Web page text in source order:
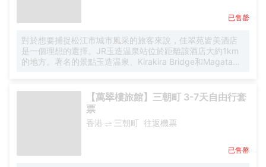
酒店配備有會議廳，可供旅客使用。外國旅客可以通過多國
語言工作人員瞭解當地風土人情的相關信息。
已售罄
對於想要捕捉松江市城市風采的旅客來說，佳翠苑皆美酒店
是一個理想的選擇。JR玉造温泉站位於距離該酒店大約1km
的地方。著名的景點玉造温泉、Kirakira Bridge和Magatama
保您下榻期間愉快、愜意。酒店配備有會議廳，可供旅客使
用。外國旅客可以通過多國語言工作人員瞭解當地風土人情
【萬翠樓旅館】三朝町 3-7天自由行套
票
香港 三朝町 往返機票
已售罄